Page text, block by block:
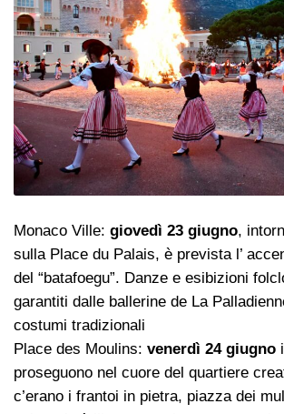
Monaco Ville: giovedì 23 giugno,
sulla Place du Palais, è prevista l’
del “batafoegu”. Danze e esibizioni
garantiti dalle ballerine de La
costumi tradizionali
Place des Moulins: venerdì 24 giugno
proseguono nel cuore del quartiere
c’erano i frantoi in pietra, piazza dei